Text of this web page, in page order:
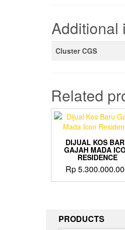
Additional
Cluster CGS
Related
DIJUAL KOS
GAJAH MADA
RESIDENCE
Rp
PRODUCTS